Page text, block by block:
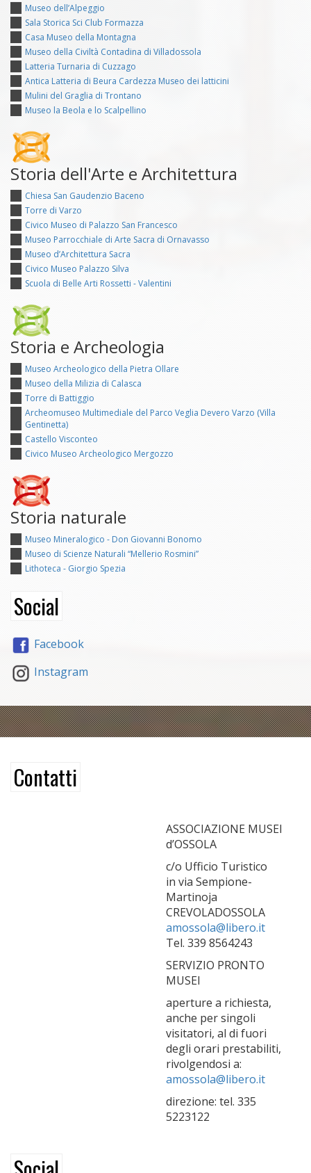
Museo dell’Alpeggio
Sala Storica Sci Club Formazza
Casa Museo della Montagna
Museo della Civiltà Contadina di Villadossola
Latteria Turnaria di Cuzzago
Antica Latteria di Beura Cardezza Museo dei latticini
Mulini del Graglia di Trontano
Museo la Beola e lo Scalpellino
Storia dell'Arte e Architettura
Chiesa San Gaudenzio Baceno
Torre di Varzo
Civico Museo di Palazzo San Francesco
Museo Parrocchiale di Arte Sacra di Ornavasso
Museo d’Architettura Sacra
Civico Museo Palazzo Silva
Scuola di Belle Arti Rossetti - Valentini
Storia e Archeologia
Museo Archeologico della Pietra Ollare
Museo della Milizia di Calasca
Torre di Battiggio
Archeomuseo Multimediale del Parco Veglia Devero Varzo (Villa
Gentinetta)
Castello Visconteo
Civico Museo Archeologico Mergozzo
Storia naturale
Museo Mineralogico - Don Giovanni Bonomo
Museo di Scienze Naturali “Mellerio Rosmini”
Lithoteca - Giorgio Spezia
Social
Facebook
Instagram
Contatti
ASSOCIAZIONE MUSEI
d’OSSOLA
c/o Ufficio Turistico
in via Sempione-
Martinoja
CREVOLADOSSOLA
amossola@libero.it
Tel. 339 8564243
SERVIZIO PRONTO
MUSEI
aperture a richiesta,
anche per singoli
visitatori, al di fuori
degli orari prestabiliti,
rivolgendosi a:
amossola@libero.it
direzione: tel. 335
5223122